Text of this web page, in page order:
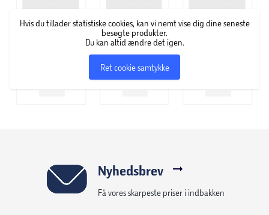
Hvis du tillader statistiske cookies, kan vi nemt vise dig dine seneste
besøgte produkter.
Du kan altid ændre det igen.
Ret cookie samtykke
Nyhedsbrev
Få vores skarpeste priser i indbakken